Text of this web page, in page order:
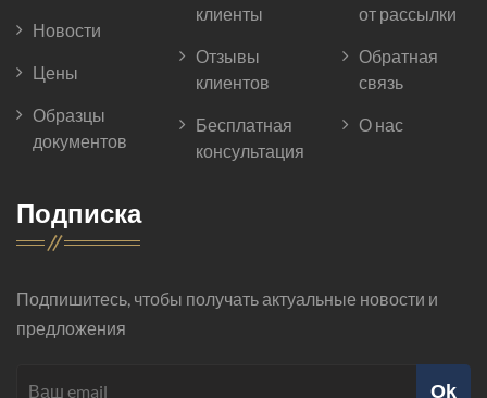
Новости
Цены
Образцы
документов
клиенты
Отзывы
клиентов
Бесплатная
консультация
от рассылки
Обратная
связь
О нас
Подписка
Подпишитесь, чтобы получать актуальные новости и
предложения
Ok